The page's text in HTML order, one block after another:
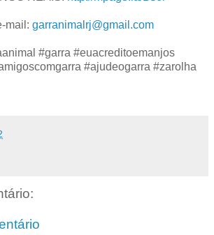
mail: garranimalrj@gmail.com
#garra #euacreditoemanjos
#ajudeogarra #zarolha